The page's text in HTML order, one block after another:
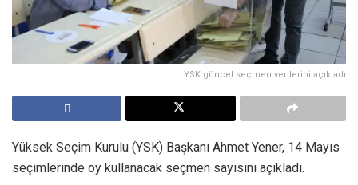
YSK güncel seçmen verilerini açıkladı
Yüksek Seçim Kurulu (YSK) Başkanı Ahmet Yener, 14 Mayıs
seçimlerinde oy kullanacak seçmen sayısını açıkladı.